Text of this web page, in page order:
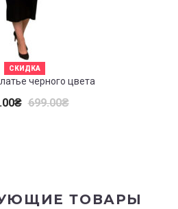
СКИДКА
черного цвета
₴ 699.00₴
ТОВАРЫ